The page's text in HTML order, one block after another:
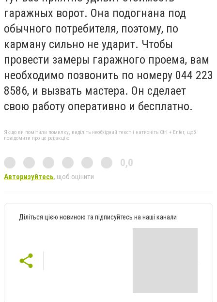
гаражных ворот. Она подогнана под
обычного потребителя, поэтому, по
карману сильно не ударит. Чтобы
провести замеры гаражного проема, вам
необходимо позвонить по номеру 044 223
8586, и вызвать мастера. Он сделает
свою работу оперативно и бесплатно.
Якщо ви помітили помилку, виділіть необхідний текст і натисніть Ctrl + Enter, щоб
повідомити про це редакцію
0,0
Авторизуйтесь, щоб оцінити
Діліться цією новиною та підписуйтесь на наші канали